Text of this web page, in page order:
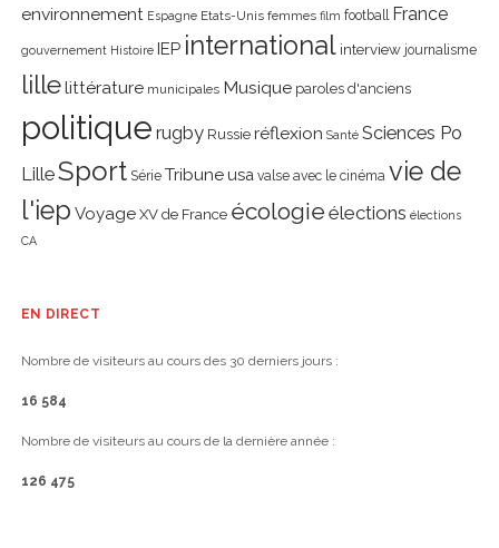
environnement Espagne Etats-Unis femmes film football France
gouvernement Histoire IEP international interview journalisme
lillelittérature municipales Musique paroles d'anciens
politique rugby Russie réflexion Santé Sciences Po
LilleSport Série Tribune usa valse avec le cinéma vie de
l'iep Voyage XV de France écologie élections élections
CA
EN DIRECT
Nombre de visiteurs au cours des 30 derniers jours :
16 584
Nombre de visiteurs au cours de la dernière année :
126 475